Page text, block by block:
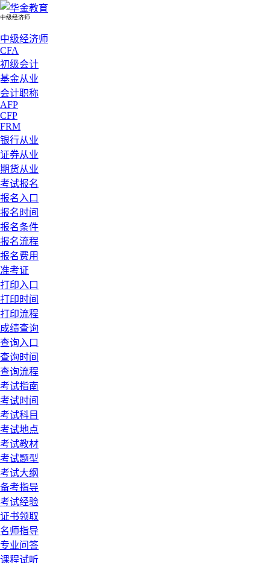
中级经济师
中级经济师
CFA
初级会计
基金从业
会计职称
AFP
CFP
FRM
银行从业
证券从业
期货从业
考试报名
报名入口
报名时间
报名条件
报名流程
报名费用
准考证
打印入口
打印时间
打印流程
成绩查询
查询入口
查询时间
查询流程
考试指南
考试时间
考试科目
考试地点
考试教材
考试题型
考试大纲
备考指导
考试经验
证书领取
名师指导
专业问答
课程试听